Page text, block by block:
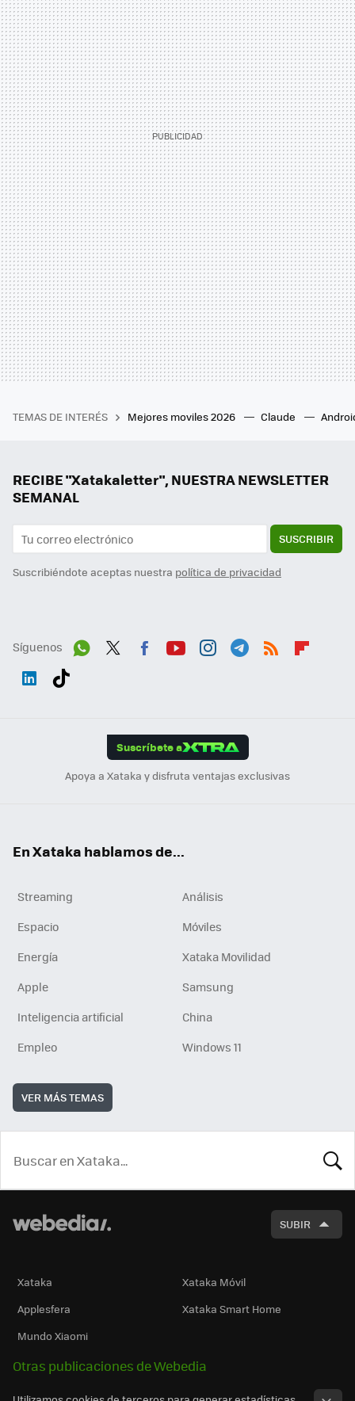
TEMAS DE INTERÉS Mejores moviles 2026 Claude
RECIBE "Xatakaletter", NUESTRA NEWSLETTER
SEMANAL
SUSCRIBIR
Suscribiéndote aceptas nuestra política de privacidad
Síguenos
Suscríbete a
Apoya a Xataka y disfruta ventajas exclusivas
En Xataka hablamos de...
Streaming
Análisis
Espacio
Móviles
Energía
Xataka Movilidad
Apple
Samsung
Inteligencia artificial
China
Empleo
Windows 11
VER MÁS TEMAS
SUBIR
Xataka
Xataka Móvil
Applesfera
Xataka Smart Home
Mundo Xiaomi
Otras publicaciones de Webedia